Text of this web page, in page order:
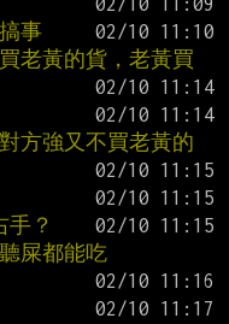
事
老黃的貨，老黃買
方強又不買老黃的
？
屎都能吃